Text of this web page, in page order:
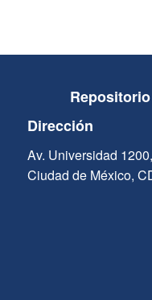
Dirección
Av. Universidad
Ciudad de México,